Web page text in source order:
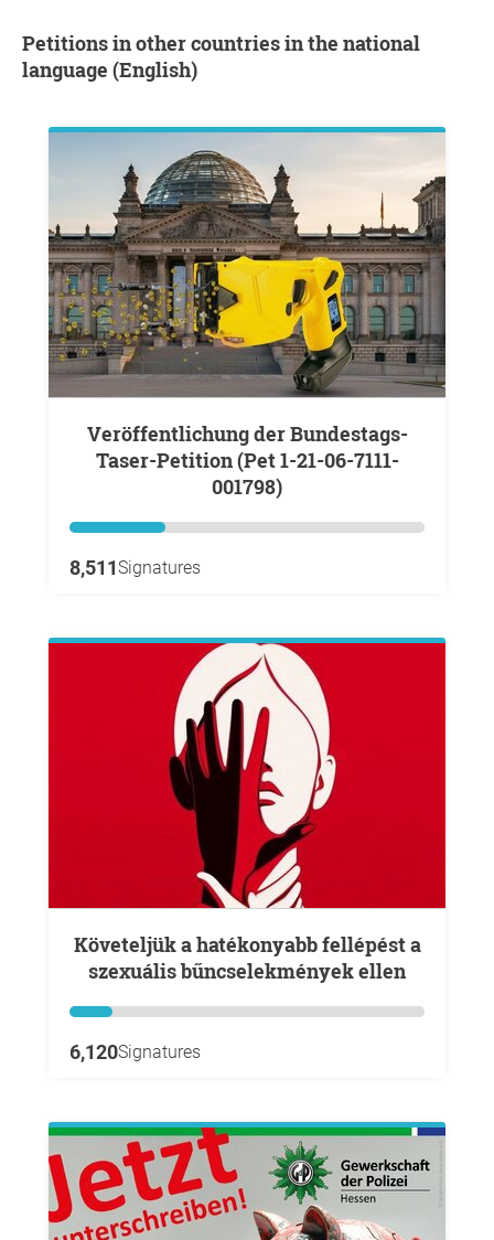
Petitions in other countries in the national
language (English)
Veröffentlichung der Bundestags-
Taser-Petition (Pet 1-21-06-7111-
001798)
8,511Signatures
Követeljük a hatékonyabb fellépést a
szexuális bűncselekmények ellen
6,120Signatures